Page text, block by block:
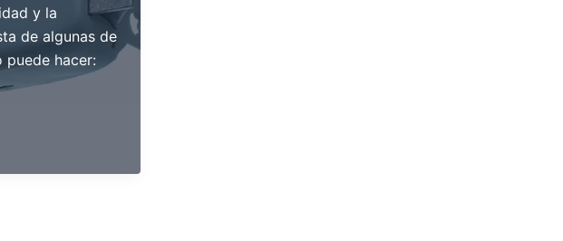
y la
de algunas de
puede hacer: